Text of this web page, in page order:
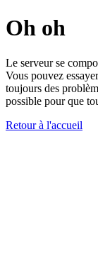
Oh oh
Le serveur se
Vous pouvez
toujours des
possible pour que
Retour à l'accueil